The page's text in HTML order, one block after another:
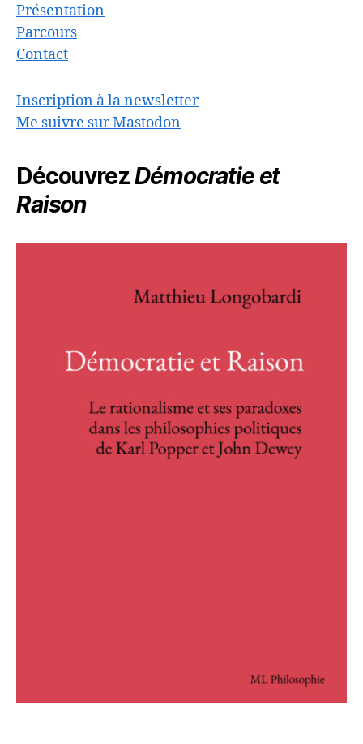
Présentation
Parcours
Contact
Inscription à la newsletter
Me suivre sur Mastodon
DécouvrezDémocratie et
Raison